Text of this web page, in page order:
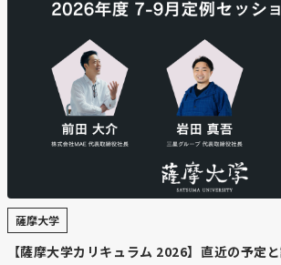
薩摩大学
【薩摩大学カリキュラム 2026】直近の予定